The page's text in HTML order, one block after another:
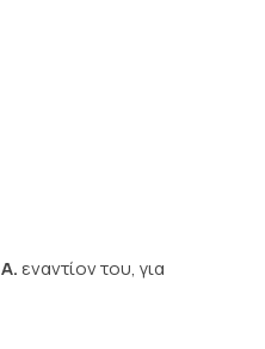
εναντίον του, για